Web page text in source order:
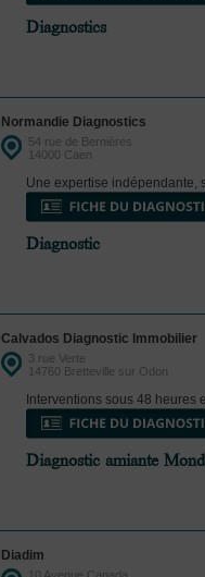
Diagnostics
Normandie Diagnostics
54 rue de Bernières
14000 Caen
Une expertise indépendante,
Diagnostic
Calvados Diagnostic Immobilier
3 rue Verte
14760 Bretteville sur Odon
Interventions sous 48 heures
Diagnostic amiante
Diadim